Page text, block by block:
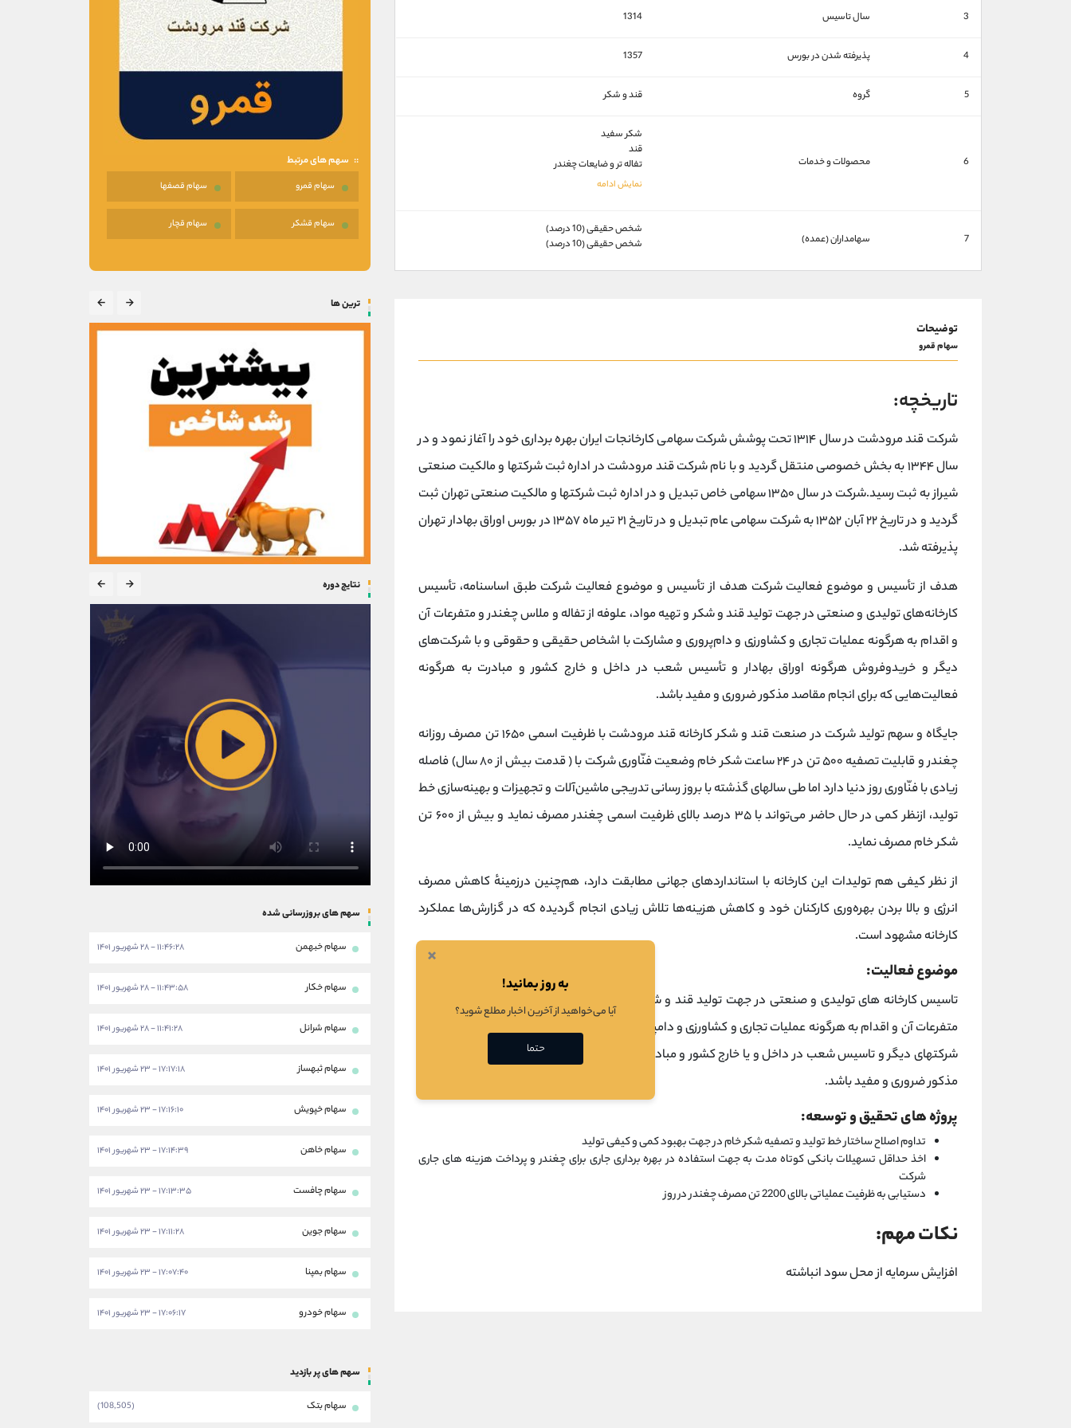
3 سال تاسیس 1314
4 پذیرفته شدن در بورس 1357
5 گروه قند و شکر
6 محصولات و خدمات
شکر سفید
قند
تفاله تر و ضايعات چغندر
7 سهامداران (عمده)
شخص حقیقی (10 درصد)
شخص حقیقی (10 درصد)
سهم های مرتبط
سهام قمرو سهام قصفها
سهام قشکر سهام قچار
توضیحات
سهام قمرو
تاریخچه:
شرکت قند مرودشت در سال ۱۳۱۴ تحت پوشش شرکت سهامی کارخانجات ایران بهره برداری خود را آغاز نمود و در
سال ۱۳۴۴ به بخش خصوصی منتقل گردید و با نام شرکت قند مرودشت در اداره ثبت شرکتها و مالکیت صنعتی
شیراز به ثبت رسید.شرکت در سال ۱۳۵۰ سهامی خاص تبدیل و در اداره ثبت شرکتها و مالکیت صنعتی تهران ثبت
گردید و در تاریخ ۲۲ آبان ۱۳۵۲ به شرکت سهامی عام تبدیل و در تاریخ ۲۱ تیر ماه ۱۳۵۷ در بورس اوراق بهادار تهران
پذیرفته شد.
هدف از تأسیس و موضوع فعالیت شرکت هدف از تأسیس و موضوع فعالیت شرکت طبق اساسنامه، تأسیس
کارخانه‌های تولیدی و صنعتی در جهت تولید قند و شکر و تهیه مواد، علوفه از تفاله و ملاس چغندر و متفرعات آن
و اقدام به هرگونه عملیات تجاری و کشاورزی و دام‌پروری و مشارکت با اشخاص حقیقی و حقوقی و با شرکت‌های
دیگر و خریدوفروش هرگونه اوراق بهادار و تأسیس شعب در داخل و خارج کشور و مبادرت به هرگونه
فعالیت‌هایی که برای انجام مقاصد مذکور ضروری و مفید باشد.
جایگاه و سهم تولید شرکت در صنعت قند و شکر کارخانه قند مرودشت با ظرفیت اسمی ۱۶۵۰ تن مصرف روزانه
چغندر و قابلیت تصفیه ۵۰۰ تن در ۲۴ ساعت شکر خام وضعیت فنّاوری شرکت با ( قدمت بیش از ۸۰ سال) فاصله
زیادی با فنّاوری روز دنیا دارد اما طی سالهای گذشته با بروز رسانی تدریجی ماشین‌آلات و تجهیزات و بهینه‌سازی خط
تولید، ازنظر کمی در حال حاضر می‌تواند با ۳۵ درصد بالای ظرفیت اسمی چغندر مصرف نماید و بیش از ۶۰۰ تن
شکر خام مصرف نماید.
از نظر کیفی هم تولیدات این کارخانه با استانداردهای جهانی مطابقت دارد، هم‌چنین درزمینهٔ کاهش مصرف
انرژی و بالا بردن بهره‌وری کارکنان خود و کاهش هزینه‌ها تلاش زیادی انجام گردیده که در گزارش‌ها عملکرد
کارخانه مشهود است.
موضوع فعالیت:
تاسیس کارخانه های تولیدی و صنعتی در جهت تولید قند و شکر و تهیه مواد علوفه از تفاله و ملاس چغندر و
متفرعات آن و اقدام به هرگونه عملیات تجاری و کشاورزی و دامپروری و مشارکت با اشخاص حقیقی و حقوقی و یا
شرکتهای دیگر و تاسیس شعب در داخل و یا خارج کشور و مبادرت به هرگونه فعالیت هاییکه برای انجام مقاصد
مذکور ضروری و مفید باشد.
پروژه های تحقیق و توسعه:
تداوم اصلاح ساختار خط تولید و تصفیه شکر خام در جهت بهبود کمی و کیفی تولید
اخذ حداقل تسهیلات بانکی کوتاه مدت به جهت استفاده در بهره برداری جاری برای چغندر و پرداخت هزینه های جاری
شرکت
دستیابی به ظرفیت عملیاتی بالای 2200 تن مصرف چغندر در روز
نکات مهم:
افزایش سرمایه از محل سود انباشته
ترین ها
نتایج دوره
سهم های بروزرسانی شده
سهام خبهمن ۱۱:۴۶:۲۸ - ۲۸ شهریور ۱۴۰۱
سهام خکار ۱۱:۴۳:۵۸ - ۲۸ شهریور ۱۴۰۱
سهام شرانل ۱۱:۴۱:۲۸ - ۲۸ شهریور ۱۴۰۱
سهام ثبهساز ۱۷:۱۷:۱۸ - ۲۳ شهریور ۱۴۰۱
سهام خپویش ۱۷:۱۶:۱۰ - ۲۳ شهریور ۱۴۰۱
سهام خاهن ۱۷:۱۴:۳۹ - ۲۳ شهریور ۱۴۰۱
سهام چافست ۱۷:۱۳:۳۵ - ۲۳ شهریور ۱۴۰۱
سهام جوین ۱۷:۱۱:۲۸ - ۲۳ شهریور ۱۴۰۱
سهام بمپنا ۱۷:۰۷:۴۰ - ۲۳ شهریور ۱۴۰۱
سهام خودرو ۱۷:۰۶:۱۷ - ۲۳ شهریور ۱۴۰۱
سهم های پر بازدید
سهام بتک (108,505)
×
به روز بمانید!
آیا می‌خواهید از آخرین اخبار مطلع شوید؟
حتما